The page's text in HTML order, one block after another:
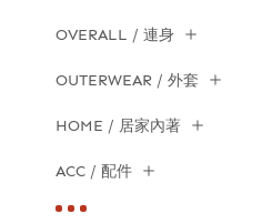
OVERALL / 連身
OUTERWEAR / 外套
HOME / 居家內著
ACC / 配件